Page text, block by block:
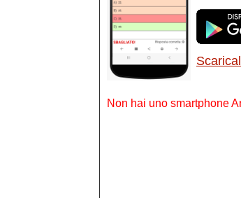
Non hai uno smartphone